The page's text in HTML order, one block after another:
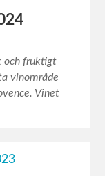
och fruktigt
vinområde
Vinet